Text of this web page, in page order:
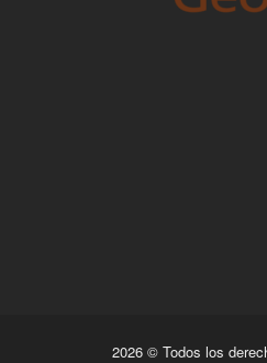
2026 © Todos los